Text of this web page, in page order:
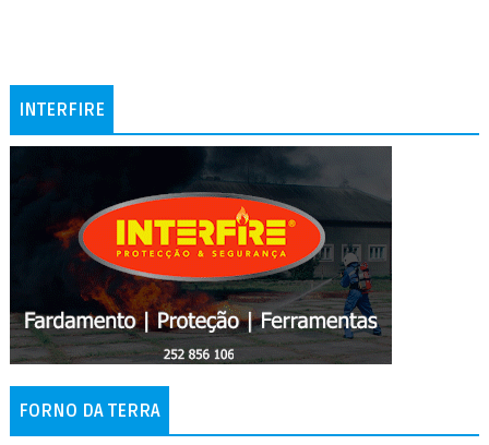
INTERFIRE
FORNO DA TERRA